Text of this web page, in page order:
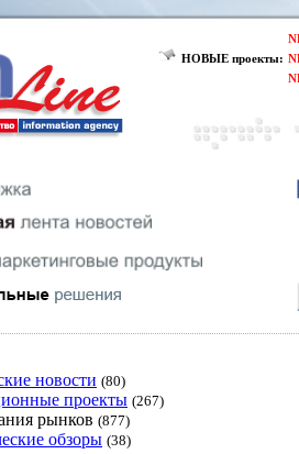
НОВЫЕ проекты:
новости (80)
проекты (267)
рынков (877)
обзоры (38)